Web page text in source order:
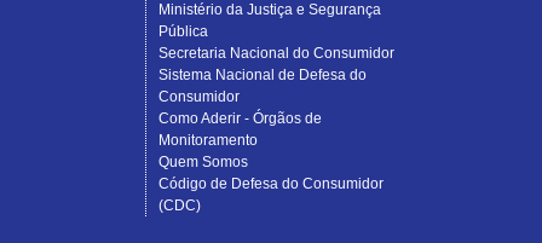
Ministério da Justiça e Segurança
Pública
Secretaria Nacional do Consumidor
Sistema Nacional de Defesa do
Consumidor
Como Aderir - Órgãos de
Monitoramento
Quem Somos
Código de Defesa do Consumidor
(CDC)